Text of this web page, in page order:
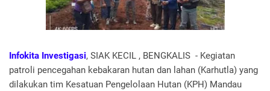
Infokita Investigasi, SIAK KECIL , BENGKALIS - Kegiatan
patroli pencegahan kebakaran hutan dan lahan (Karhutla) yang
dilakukan tim Kesatuan Pengelolaan Hutan (KPH) Mandau